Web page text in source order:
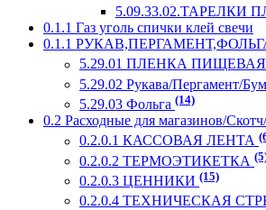
0.1.1 Газ уголь спички клей свечи
0.1.1
5.29.01 ПЛЕНКА ПИЩЕВАЯ
5.29.02 Рукава/Пергамент/
5.29.03 Фольга (14)
0.2 Расходные для магазинов/
0.2.0.1 КАССОВАЯ ЛЕНТА
0.2.0.2 ТЕРМОЭТИКЕТКА
0.2.0.3 ЦЕННИКИ (15)
0.2.0.4 ТЕХНИЧЕСКАЯ